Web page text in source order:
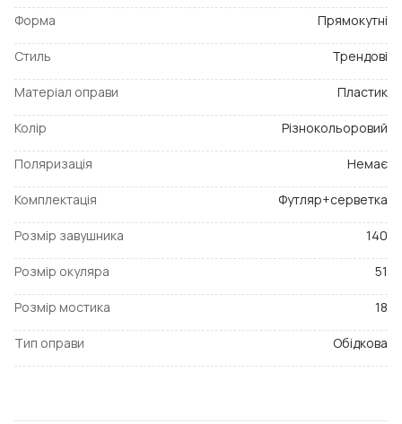
Форма Прямокутні
Стиль Трендові
Матеріал оправи Пластик
Колір Різнокольоровий
Поляризація Немає
Комплектація Футляр+серветка
Розмір завушника 140
Розмір окуляра 51
Розмір мостика 18
Тип оправи Обідкова